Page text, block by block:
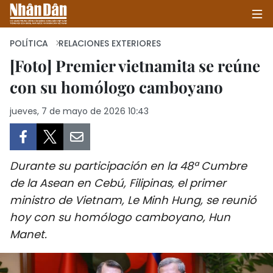
INICIO
POLÍTICA
SOCIEDAD
SALUD - MEDIO AMBIENTE
INTERNACIONAL
POLÍTICA RELACIONES EXTERIORES
[Foto] Premier vietnamita se reúne
con su homólogo camboyano
jueves, 7 de mayo de 2026 10:43
Durante su participación en la 48ª Cumbre
de la Asean en Cebú, Filipinas, el primer
ministro de Vietnam, Le Minh Hung, se reunió
hoy con su homólogo camboyano, Hun
Manet.